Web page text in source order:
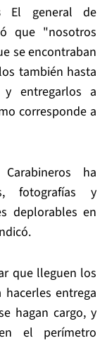
El general de
que "nosotros
se encontraban
también hasta
entregarlos a
corresponde a
ha
fotografías y
deplorables en
que lleguen los
entrega
hagan cargo, y
el perímetro